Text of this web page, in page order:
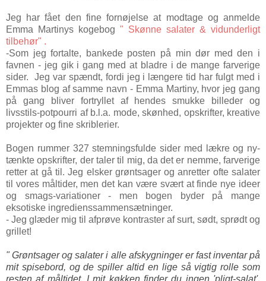
Jeg har fået den fine fornøjelse at modtage og anmelde
Emma Martinys kogebog " Skønne salater & vidunderligt
tilbehør" .
-Som jeg fortalte, bankede posten på min dør med den i
favnen - jeg gik i gang med at bladre i de mange farverige
sider. Jeg var spændt, fordi jeg i længere tid har fulgt med i
Emmas blog af samme navn - Emma Martiny, hvor jeg gang
på gang bliver fortryllet af hendes smukke billeder og
livsstils-potpourri af b.l.a. mode, skønhed, opskrifter, kreative
projekter og fine skriblerier.
Bogen rummer 327 stemningsfulde sider med lækre og ny-
tænkte opskrifter, der taler til mig, da det er nemme, farverige
retter at gå til. Jeg elsker grøntsager og anretter ofte salater
til vores måltider, men det kan være svært at finde nye ideer
og smags-variationer - men bogen byder på mange
eksotiske ingredienssammensætninger.
- Jeg glæder mig til afprøve kontraster af surt, sødt, sprødt og
grillet!
" Grøntsager og salater i alle afskygninger er fast inventar på
mit spisebord, og de spiller altid en lige så vigtig rolle som